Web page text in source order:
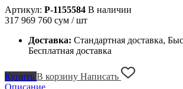
Артикул: P-1155584 В наличии
317 969 760 сум / шт
Доставка: Стандартная доставка,
Бесплатная доставка
Купить В корзину Написать
Описание